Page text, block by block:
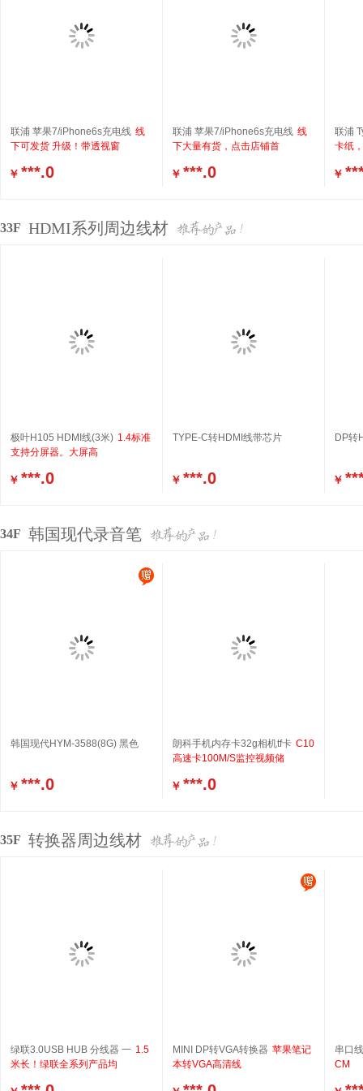
联浦 苹果7/iPhone6s充电线 线
下可发货 升级！带透视窗
￥ ***.0
联浦 苹果7/iPhone6s充电线 线
下大量有货，点击店铺首
￥ ***.0
联浦
卡纸
￥
33F HDMI系列周边线材
极叶H105 HDMI线(3米) 1.4标准
支持分屏器。大屏高
￥ ***.0
TYPE-C转HDMI线带芯片
￥ ***.0
DP转
￥
34F 韩国现代录音笔
韩国现代HYM-3588(8G) 黑色
￥ ***.0
朗科手机内存卡32g相机tf卡 C10
高速卡100M/S监控视频储
￥ ***.0
35F 转换器周边线材
绿联3.0USB HUB 分线器 一 1.5
米长！绿联全系列产品均
MINI DP转VGA转换器 苹果笔记
本转VGA高清线
串口
CM